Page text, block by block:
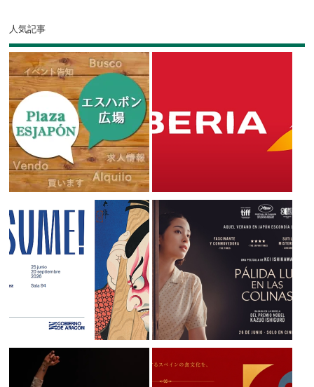
人気記事